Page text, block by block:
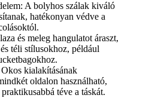
A bolyhos szálak kiváló
hatékonyan védve a
és meleg hangulatot áraszt,
téli stílusokhoz, például
kialakításának
oldalon használható,
praktikusabbá téve a táskát.